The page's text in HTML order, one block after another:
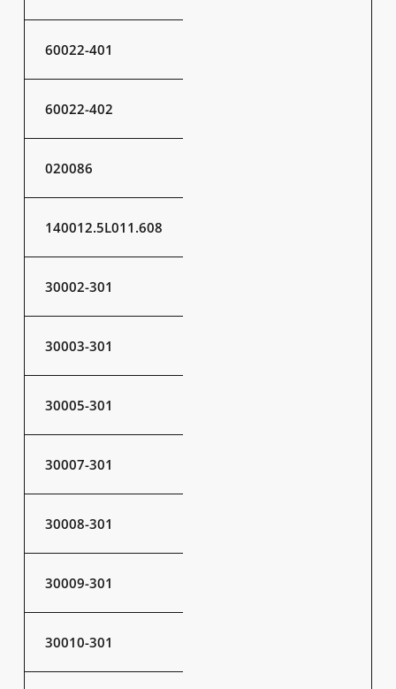
60022-401
60022-402
020086
140012.5L011.608
30002-301
30003-301
30005-301
30007-301
30008-301
30009-301
30010-301